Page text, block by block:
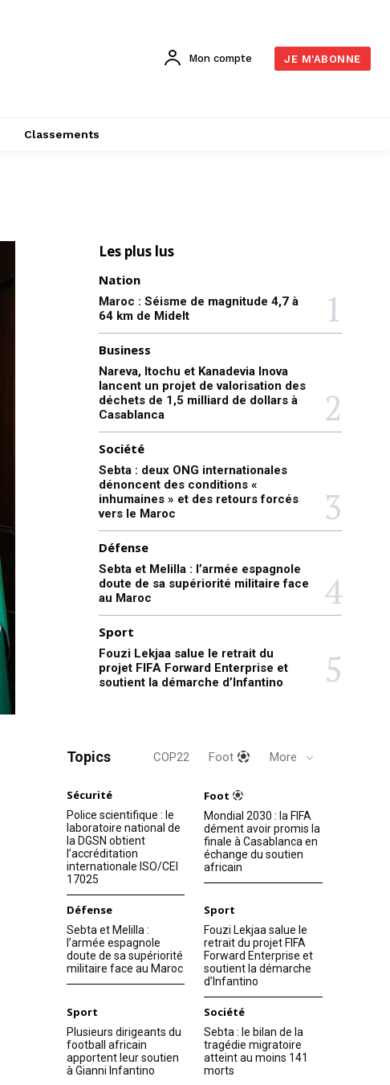
Mon compte JE M'ABONNE
Classements
Les plus lus
Nation
Maroc : Séisme de magnitude 4,7 à
64 km de Midelt
Business
Nareva, Itochu et Kanadevia Inova
lancent un projet de valorisation des
déchets de 1,5 milliard de dollars à
Casablanca
Société
Sebta : deux ONG internationales
dénoncent des conditions «
inhumaines » et des retours forcés
vers le Maroc
Défense
Sebta et Melilla : l’armée espagnole
doute de sa supériorité militaire face
au Maroc
Sport
Fouzi Lekjaa salue le retrait du
projet FIFA Forward Enterprise et
soutient la démarche d’Infantino
Topics COP22 Foot More
Sécurité
Police scientifique : le
laboratoire national de
la DGSN obtient
l’accréditation
internationale ISO/CEI
17025
Foot
Mondial 2030 : la FIFA
dément avoir promis la
finale à Casablanca en
échange du soutien
africain
Défense
Sebta et Melilla :
l’armée espagnole
doute de sa supériorité
militaire face au Maroc
Sport
Fouzi Lekjaa salue le
retrait du projet FIFA
Forward Enterprise et
soutient la démarche
d’Infantino
Sport
Plusieurs dirigeants du
football africain
apportent leur soutien
à Gianni Infantino
Société
Sebta : le bilan de la
tragédie migratoire
atteint au moins 141
morts